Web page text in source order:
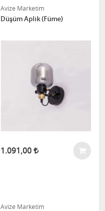
Avize Marketim
Düşüm Aplik (Füme)
1.091,00
Avize Marketim